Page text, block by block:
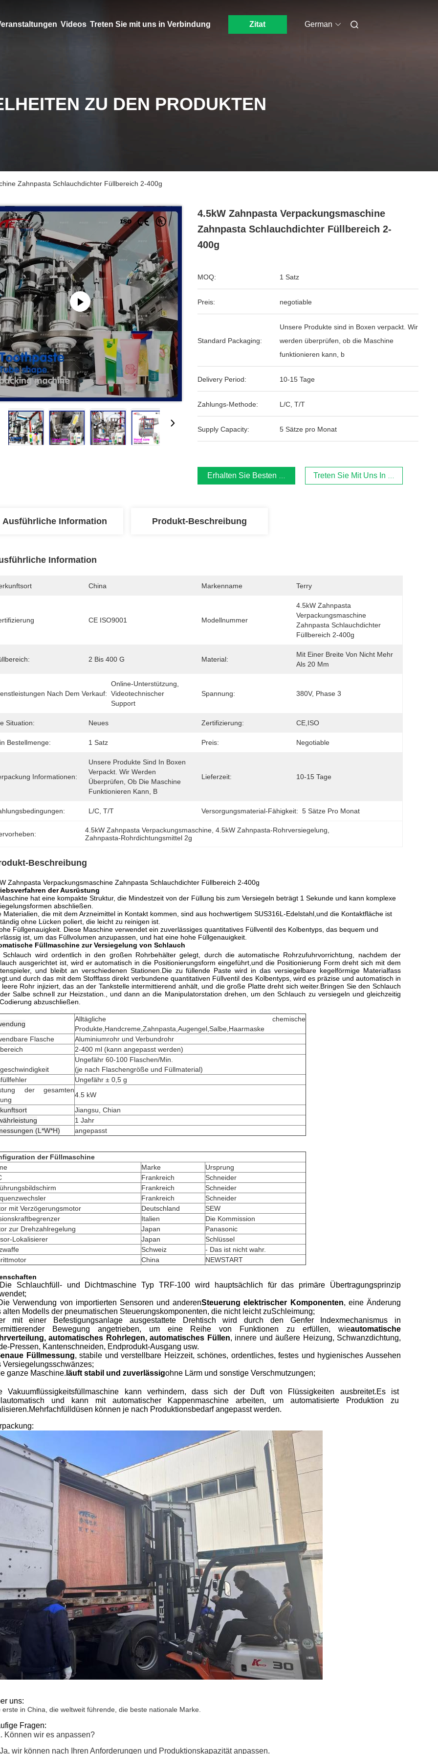
Videos Treten Sie mit uns in Verbindung Zitat German
ZU DEN PRODUKTEN
Zahnpasta Schlauchdichter Füllbereich 2-400g
4.5kW Zahnpasta Verpackungsmaschine
Zahnpasta Schlauchdichter Füllbereich 2-
400g
MOQ: 1 Satz
Preis: negotiable
Standard Packaging:
Unsere Produkte sind in Boxen verpackt. Wir
werden überprüfen, ob die Maschine
funktionieren kann, b
Delivery Period: 10-15 Tage
Zahlungs-Methode: L/C, T/T
Supply Capacity: 5 Sätze pro Monat
Erhalten Sie Besten Preis Treten Sie Mit Uns In Verbindung
Ausführliche Information Produkt-Beschreibung
Information
China Markenname Terry
CE ISO9001 Modellnummer
4.5kW Zahnpasta
Verpackungsmaschine
Zahnpasta Schlauchdichter
Füllbereich 2-400g
2 Bis 400 G Material:
Mit Einer Breite Von Nicht Mehr
Als 20 Mm
Nach Dem Verkauf:
Online-Unterstützung,
Videotechnischer
Support
Spannung: 380V, Phase 3
Situation: Neues Zertifizierung: CE,ISO
Bestellmenge: 1 Satz Preis: Negotiable
Informationen:
Unsere Produkte Sind In Boxen
Verpackt. Wir Werden
Überprüfen, Ob Die Maschine
Funktionieren Kann, B
Lieferzeit: 10-15 Tage
L/C, T/T Versorgungsmaterial-Fähigkeit: 5 Sätze Pro Monat
4.5kW Zahnpasta Verpackungsmaschine , 4.5kW Zahnpasta-Rohrversiegelung
Zahnpasta-Rohrdichtungsmittel 2g
Beschreibung
Zahnpasta Verpackungsmaschine Zahnpasta Schlauchdichter Füllbereich 2-400g
der Ausrüstung
hat eine kompakte Struktur, die Mindestzeit von der Füllung bis zum Versiegeln beträgt 1 Sekunde und kann komplexe
abschließen.
Materialien, die mit dem Arzneimittel in Kontakt kommen, sind aus hochwertigem SUS316L-Edelstahl,und die Kontaktfläche ist
ohne Lücken poliert, die leicht zu reinigen ist.
Füllgenauigkeit. Diese Maschine verwendet ein zuverlässiges quantitatives Füllventil des Kolbentyps, das bequem und
ist, um das Füllvolumen anzupassen, und hat eine hohe Füllgenauigkeit.
Füllmaschine zur Versiegelung von Schlauch
Schlauch wird ordentlich in den großen Rohrbehälter gelegt, durch die automatische Rohrzufuhrvorrichtung, nachdem der
ausgerichtet ist, wird er automatisch in die Positionierungsform eingeführt,und die Positionierung Form dreht sich mit dem
und bleibt an verschiedenen Stationen.Die zu füllende Paste wird in das versiegelbare kegelförmige Materialfass
durch das mit dem Stofffass direkt verbundene quantitativen Füllventil des Kolbentyps, wird es präzise und automatisch in
leere Rohr injiziert, das an der Tankstelle intermittierend anhält, und die große Platte dreht sich weiter.Bringen Sie den Schlauch
Salbe schnell zur Heizstation., und dann an die Manipulatorstation drehen, um den Schlauch zu versiegeln und gleichzeitig
abzuschließen.
Alltägliche chemische
Produkte,Handcreme,Zahnpasta,Augengel,Salbe,Haarmaske
Flasche
Aluminiumrohr und Verbundrohr
2-400 ml (kann angepasst werden)
Ungefähr 60-100 Flaschen/Min.
(je nach Flaschengröße und Füllmaterial)
Ungefähr ± 0,5 g
der gesamten
4.5 kW
Jiangsu, Chian
1 Jahr
(L*W*H)
angepasst
der Füllmaschine
Marke
Ursprung
Frankreich
Schneider
Frankreich
Schneider
Frankreich
Schneider
mit Verzögerungsmotor
Deutschland
SEW
Italien
Die Kommission
zur Drehzahlregelung
Japan
Panasonic
Lokalisierer
Japan
Schlüssel
Schweiz
- Das ist nicht wahr.
China NEWSTART
Schlauchfüll- und Dichtmaschine Typ TRF-100 wird hauptsächlich für das primäre Übertragungsprinzip
Verwendung von importierten Sensoren und anderenSteuerung elektrischer Komponenten, eine Änderung
alten Modells der pneumatischen Steuerungskomponenten, die nicht leicht zuSchleimung;
mit einer Befestigungsanlage ausgestattete Drehtisch wird durch den Genfer Indexmechanismus in
Bewegung angetrieben, um eine Reihe von Funktionen zu erfüllen, wieautomatische
automatisches Rohrlegen, automatisches Füllen, innere und äußere Heizung, Schwanzdichtung,
Pressen, Kantenschneiden, Endprodukt-Ausgang usw.
Füllmessung, stabile und verstellbare Heizzeit, schönes, ordentliches, festes und hygienisches Aussehen
Versiegelungsschwänzes;
ganze Maschine. läuft stabil und zuverlässigohne Lärm und sonstige Verschmutzungen;
Vakuumflüssigkeitsfüllmaschine kann verhindern, dass sich der Duft von Flüssigkeiten ausbreitet.Es ist
und kann mit automatischer Kappenmaschine arbeiten, um automatisierte Produktion zu
können je nach Produktionsbedarf angepasst werden.
uns:
erste in China, die weltweit führende, die beste nationale Marke.
Fragen:
Können wir es anpassen?
wir können nach Ihren Anforderungen und Produktionskapazität anpassen.